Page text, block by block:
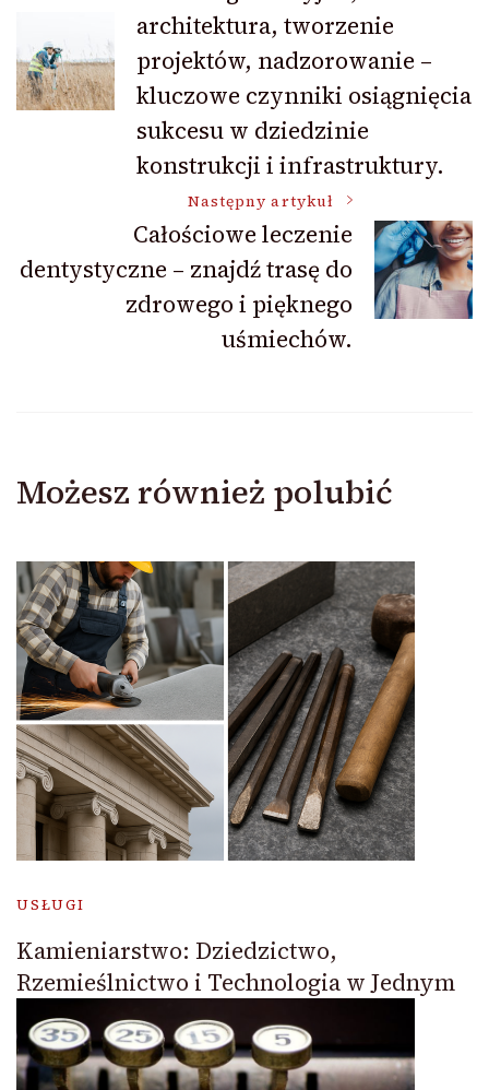
wpisuarchitektura, tworzenie
projektów, nadzorowanie –
kluczowe czynniki osiągnięcia
sukcesu w dziedzinie
konstrukcji i infrastruktury.
Następny artykuł
Całościowe leczenie
dentystyczne – znajdź trasę do
zdrowego i pięknego
uśmiechów.
Możesz również polubić
USŁUGI
Kamieniarstwo: Dziedzictwo,
Rzemieślnictwo i Technologia w Jednym